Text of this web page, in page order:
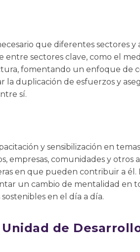
que diferentes sectores
sectores clave, como el
fomentando un enfoque de
la duplicación de esfuerzos y
sí.
y sensibilización en
empresas, comunidades y otros
en que pueden contribuir a él.
un cambio de mentalidad en
en el día a día.
de